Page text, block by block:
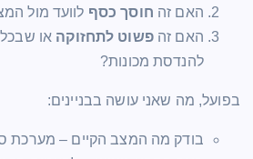
האם זה חוסך כסף לוועד מול
האם זהפשוט לתחזוקה או
להנדסת מכונות?
בפועל, מה שאני עושה בבניינים:
בודק מה המצב הקיים – מערכת